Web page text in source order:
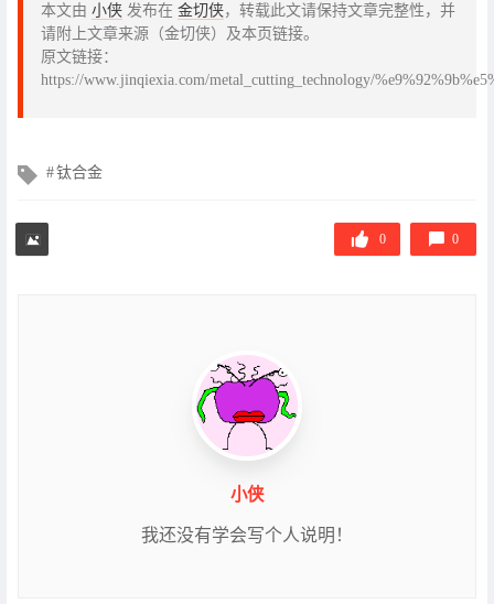
本文由 小侠 发布在 金切侠，转载此文请保持文章完整性，并
请附上文章来源（金切侠）及本页链接。
原文链接：
https://www.jinqiexia.com/metal_cutting_technology/
文
签
钛合金
0 0
小侠
我还没有学会写个人说明！